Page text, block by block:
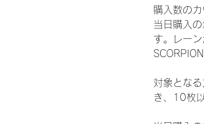
購入数の
当日購入
す。レー
対象とな
き、10枚